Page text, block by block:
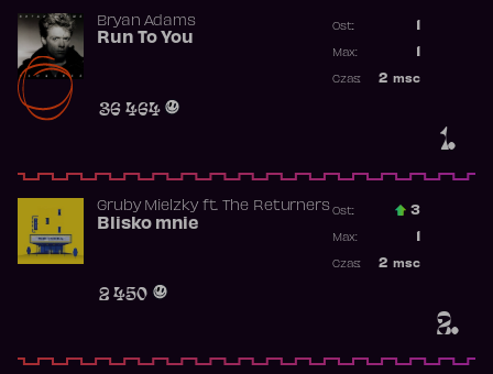
1.
Bryan Adams
Run To You
36 464
Ost.:
Max:
2 msc
Czas:
2.
Gruby Mielzkyft. The Returners
Blisko mnie
2 450
Ost.: 3
Max:
2 msc
Czas: